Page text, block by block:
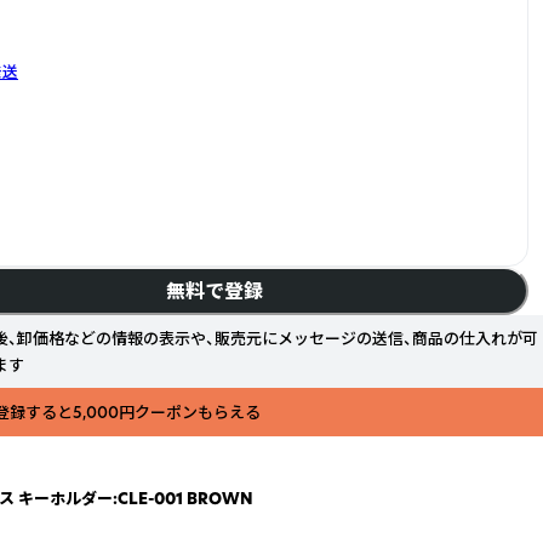
無料で登録
、卸価格などの情報の表示や、販売元にメッセージの送信、商品の仕入れが可
す
登録すると5,000円クーポンもらえる
キーホルダー:CLE-001 BROWN